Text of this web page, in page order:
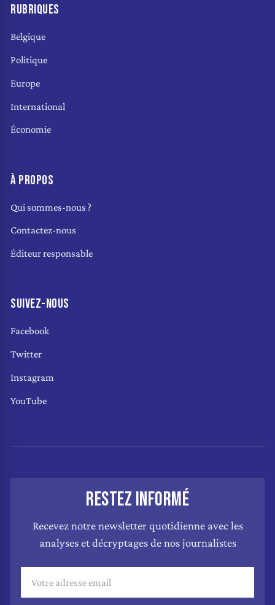
RUBRIQUES
Belgique
Politique
Europe
International
Économie
À PROPOS
Qui sommes-nous ?
Contactez-nous
Éditeur responsable
SUIVEZ-NOUS
Facebook
Twitter
Instagram
YouTube
RESTEZ INFORMÉ
Recevez notre newsletter quotidienne avec les
analyses et décryptages de nos journalistes